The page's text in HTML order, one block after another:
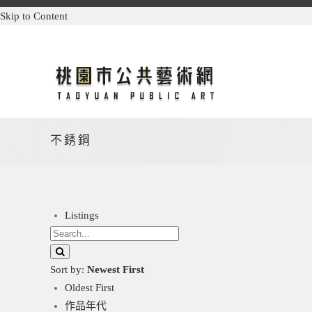
Skip to Content
不銹鋼
Listings
Sort by: Newest First
Oldest First
作品年代